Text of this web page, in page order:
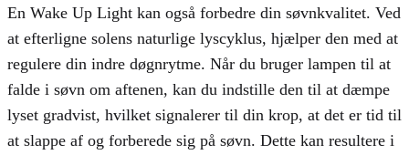
En Wake Up Light kan også forbedre din søvnkvalitet. Ved
at efterligne solens naturlige lyscyklus, hjælper den med at
regulere din indre døgnrytme. Når du bruger lampen til at
falde i søvn om aftenen, kan du indstille den til at dæmpe
lyset gradvist, hvilket signalerer til din krop, at det er tid til
at slappe af og forberede sig på søvn. Dette kan resultere i